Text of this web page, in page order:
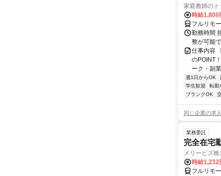
家庭教師の
時給1,800
フルリモ
勤務時間
整が可能で
仕事内容
のPOINT
ーク・副
週1日からOK
学生歓迎
転勤
ブランクOK
同じ企業の求人
業務委託
完全在宅
メリービズ株
時給1,232
フルリモ